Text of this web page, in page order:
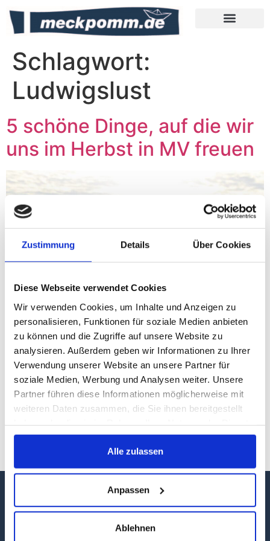
Zustimmung Details Über Cookies
Diese Webseite verwendet Cookies
Wir verwenden Cookies, um Inhalte und Anzeigen zu
personalisieren, Funktionen für soziale Medien anbieten
zu können und die Zugriffe auf unsere Website zu
analysieren. Außerdem geben wir Informationen zu Ihrer
Verwendung unserer Website an unsere Partner für
soziale Medien, Werbung und Analysen weiter. Unsere
Partner führen diese Informationen möglicherweise mit
weiteren Daten zusammen, die Sie ihnen bereitgestellt
gesammelt haben.
Alle zulassen
Anpassen
Ablehnen
Schlagwort:
Ludwigslust
5 schöne Dinge, auf die wir
uns im Herbst in MV freuen
Im Herbst zündet Mutter Natur noch einmal ein
Feuerwerk und verwöhnt uns mit den schönsten
Farbtönen – Gelb, Rot, Orange, Braun -, bevor sie sich
im Winter zur Ruhe bettet. Bei ausgedehnten
Spaziergängen durch die Wälder Mecklenburg-
Vorpommerns kann der bunte Blätterrausch genossen
werden. Fünf Dinge, die wir im Herbst in MV erleben